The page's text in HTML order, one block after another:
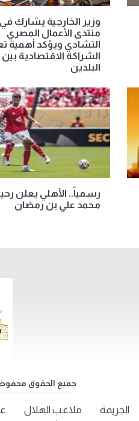
وزير الخارجية يشارك في
منتدى الأعمال المصري
التشادي ويؤكد أهمية
الشراكة الاقتصادية بين
البلدين
رسمياً.. الأهلي يعلن
محمد علي بن رمضان
جميع الحقوق
الجريمة ملاعب الهلال